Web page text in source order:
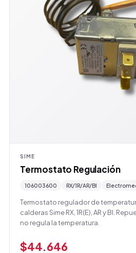
SIME
Termostato Regulación
106003600 RX/1R/AR/BI
Termostato regulador de
calderas Sime RX, 1R(E), AR y BI.
no regula la temperatura.
$44.646